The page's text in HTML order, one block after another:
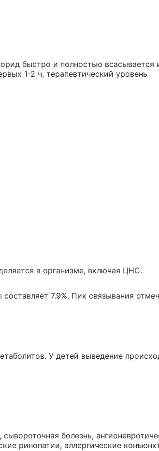
быстро и полностью всасывается
1-2 ч, терапевтический уровень
в организме, включая ЦНС.
7.9%. Пик связывания
У детей выведение
болезнь,
ринопатии, аллергические